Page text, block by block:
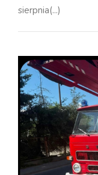
sierpnia(...)